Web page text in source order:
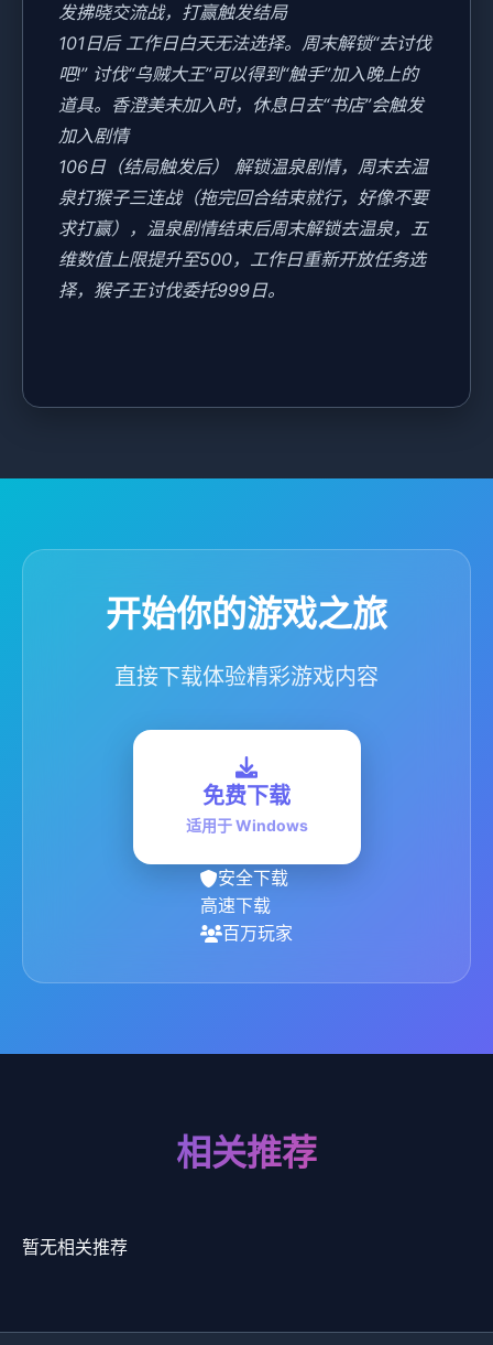
发拂晓交流战，打赢触发结局
101日后 工作日白天无法选择。周末解锁“去讨伐
吧!” 讨伐“乌贼大王”可以得到“触手”加入晚上的
道具。香澄美未加入时，休息日去“书店”会触发
加入剧情
106日（结局触发后） 解锁温泉剧情，周末去温
泉打猴子三连战（拖完回合结束就行，好像不要
求打赢），温泉剧情结束后周末解锁去温泉，五
维数值上限提升至500，工作日重新开放任务选
择，猴子王讨伐委托999日。
开始你的游戏之旅
直接下载体验精彩游戏内容
免费下载
适用于 Windows
安全下载
高速下载
百万玩家
相关推荐
暂无相关推荐